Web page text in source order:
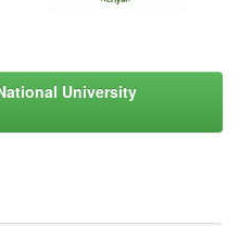
University